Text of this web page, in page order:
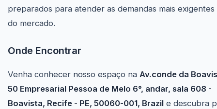
preparados para atender as demandas mais exigentes
do mercado.
Onde Encontrar
Venha conhecer nosso espaço na Av.conde da
50 Empresarial Pessoa de Melo 6°, andar, sala 608 -
Boavista, Recife - PE, 50060-001, Brazil e descubra